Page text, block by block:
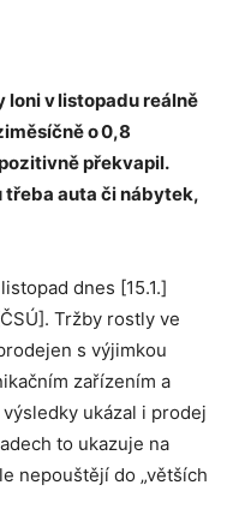
v listopadu reálně
o 0,8
překvapil.
třeba auta či nábytek,
dnes [15.1.]
Tržby rostly ve
s výjimkou
zařízením a
ukázal i prodej
to ukazuje na
nepouštějí do „větších